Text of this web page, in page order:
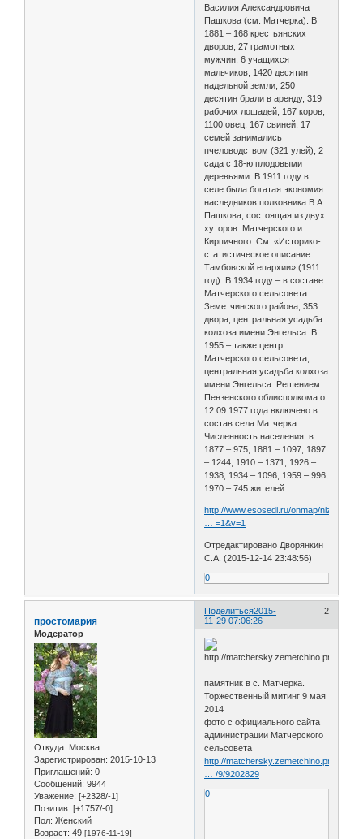
Василия Александровича
Пашкова (см. Матчерка). В
1881 – 168 крестьянских
дворов, 27 грамотных
мужчин, 6 учащихся
мальчиков, 1420 десятин
надельной земли, 250
десятин брали в аренду, 319
рабочих лошадей, 167 коров,
1100 овец, 167 свиней, 17
семей занимались
пчеловодством (321 улей), 2
сада с 18-ю плодовыми
деревьями. В 1911 году в
селе была богатая экономия
наследников полковника В.А.
Пашкова, состоящая из двух
хуторов: Матчерского и
Кирпичного. См. «Историко-
статистическое описание
Тамбовской епархии» (1911
год). В 1934 году – в составе
Матчерского сельсовета
Земетчинского района, 353
двора, центральная усадьба
колхоза имени Энгельса. В
1955 – также центр
Матчерского сельсовета,
центральная усадьба колхоза
имени Энгельса. Решением
Пензенского облисполкома от
12.09.1977 года включено в
состав села Матчерка.
Численность населения: в
1877 – 975, 1881 – 1097, 1897
– 1244, 1910 – 1371, 1926 –
1938, 1934 – 1096, 1959 – 996,
1970 – 745 жителей.
http://www.esosedi.ru/onmap/
… =1&v=1
Отредактировано Дворянкин
С.А. (2015-12-14 23:48:56)
0
Поделиться 2
2015-
11-29 07:06:26
простомария
Модератор
Откуда: Москва
Зарегистрирован: 2015-10-13
Приглашений: 0
Сообщений: 9944
Уважение: [+2328/-1]
Позитив: [+1757/-0]
Пол: Женский
Возраст: 49 [1976-11-19]
памятник в с. Матчерка.
Торжественный митинг 9 мая
2014
фото с официального сайта
администрации Матчерского
сельсовета
http://matchersky.zemetchino.pnzreg.ru/
… /9/9202829
0